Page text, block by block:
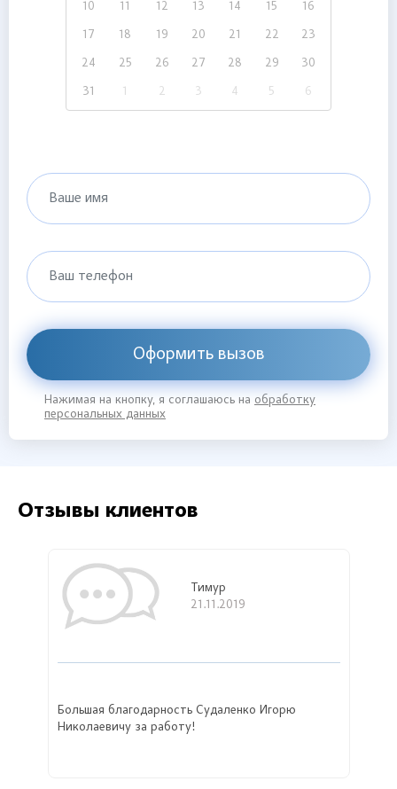
10 11 12 13 14 15 16
17 18 19 20 21 22 23
24 25 26 27 28 29 30
31 1 2 3 4 5 6
Ваше имя
Ваш телефон
Оформить вызов
Нажимая на кнопку, я соглашаюсь на обработку
персональных данных
Отзывы клиентов
Тимур
21.11.2019
Большая благодарность Судаленко Игорю
Николаевичу за работу!